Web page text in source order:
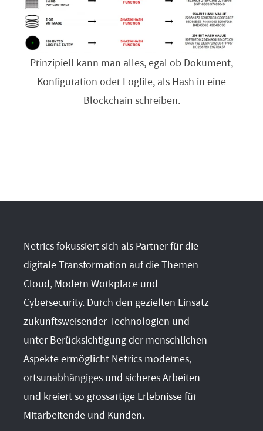
Prinzipiell kann man alles, egal ob Dokument,
Konfiguration oder Logfile, als Hash in eine
Blockchain schreiben.
Netrics fokussiert sich als Partner für die
digitale Transformation auf die Themen
Cloud, Modern Workplace und
Cybersecurity. Durch den gezielten Einsatz
zukunftsweisender Technologien und
unter Berücksichtigung der menschlichen
Aspekte ermöglicht Netrics modernes,
ortsunabhängiges und sicheres Arbeiten
und kreiert so grossartige Erlebnisse für
Mitarbeitende und Kunden.